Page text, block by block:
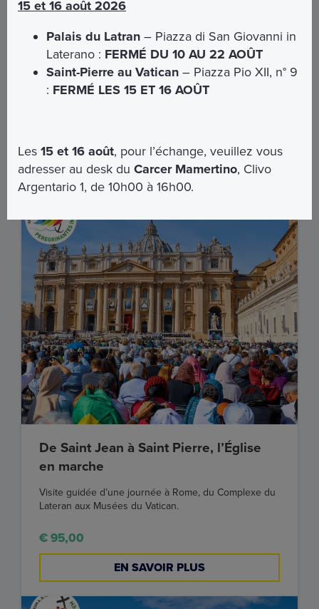
itinéraire unique qui allie histoire, spiritualité et beauté.
Cette expérience comprend la visite du Palais du
Latran avec audioguide ainsi qu’une visite guidée des
Catacombes de Saint-Sébastien, à la découverte des
racines du christianisme.
EN SAVOIR PLUS
De Saint Jean à Saint Pierre, l’Église
en marche
Visite guidée d’une journée à Rome, du Complexe du
Lateran aux Musées du Vatican.
€ 95,00
EN SAVOIR PLUS
15 et 16 août 2026
Palais du Latran – Piazza di San Giovanni in
Laterano : FERMÉ DU 10 AU 22 AOÛT
Saint-Pierre au Vatican – Piazza Pio XII, n° 9
: FERMÉ LES 15 ET 16 AOÛT
Les15 et 16 août, pour l’échange, veuillez vous
adresser au desk duCarcer Mamertino, Clivo
Argentario 1, de 10h00 à 16h00.